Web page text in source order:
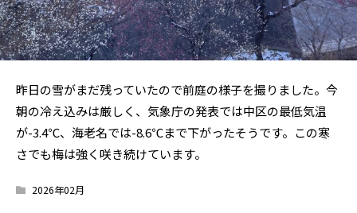
昨日の雪がまだ残っていたので前庭の様子を撮りました。今
朝の冷え込みは厳しく、気象庁の発表では中区の最低気温
が-3.4℃、海老名では-8.6℃まで下がったそうです。この寒
さでも梅は強く咲き続けています。
2026年02月